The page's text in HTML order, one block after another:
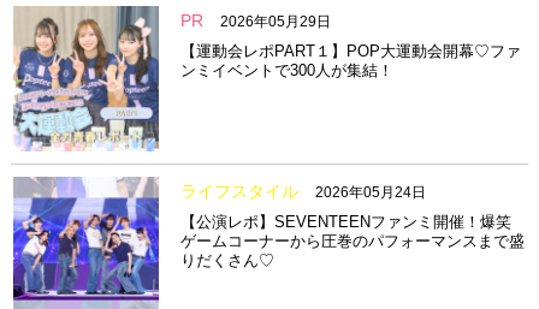
PR 2026年05月29日
【運動会レポPART１】POP大運動会開幕♡ファ
ンミイベントで300人が集結！
ライフスタイル 2026年05月24日
【公演レポ】SEVENTEENファンミ開催！爆笑
ゲームコーナーから圧巻のパフォーマンスまで盛
りだくさん♡